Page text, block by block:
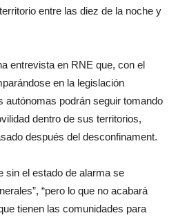
entre las diez de la noche y
entrevista en RNE que, con el
en la legislación
autónomas podrán seguir tomando
dentro de sus territorios,
después del desconfinament.
sin el estado de alarma se
“pero lo que no acabará
tienen las comunidades para